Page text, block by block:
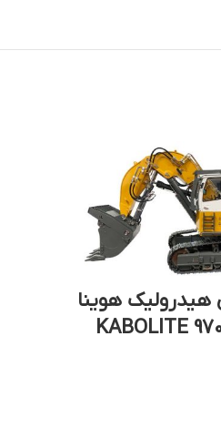
هیدرولیک هوینا